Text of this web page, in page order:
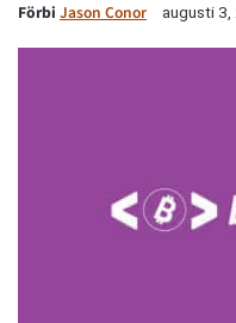
Förbi Jason Conor augusti 3,